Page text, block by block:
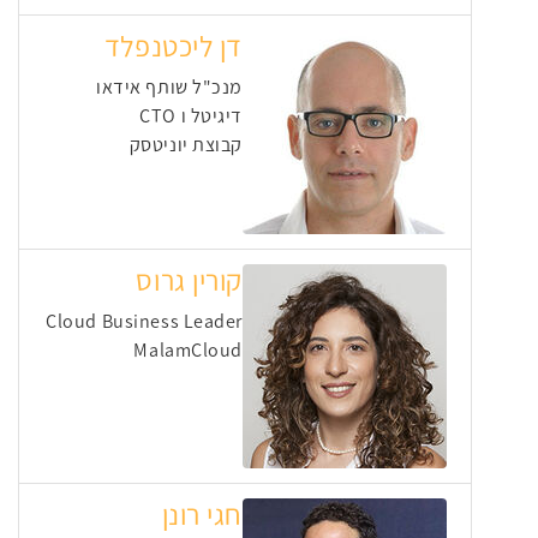
דן ליכטנפלד
מנכ"ל שותף אידאו
דיגיטל ו CTO
קבוצת יוניטסק
קורין גרוס
Cloud Business Leader
MalamCloud
חגי רונן